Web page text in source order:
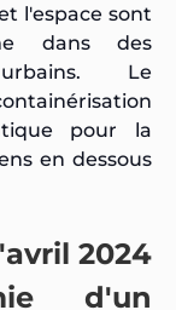
l'espace sont
dans des
Le
pour la
en dessous
2024
d'un